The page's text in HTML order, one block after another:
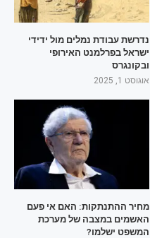
נדרשת עבודת נמלים מול ידידי
ישראל בפרלמנט האירופי
ובקונגרס
אוגוסט 1, 2025
מחיר ההתנתקות: האם אי פעם
האשמים במצבה של מערכת
המשפט ישלמו?